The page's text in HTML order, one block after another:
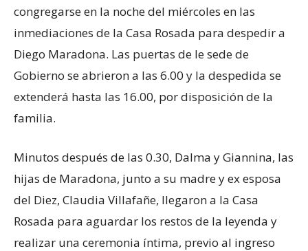
congregarse en la noche del miércoles en las
inmediaciones de la Casa Rosada para despedir a
Diego Maradona. Las puertas de le sede de
Gobierno se abrieron a las 6.00 y la despedida se
extenderá hasta las 16.00, por disposición de la
familia.
Minutos después de las 0.30, Dalma y Giannina, las
hijas de Maradona, junto a su madre y ex esposa
del Diez, Claudia Villafañe, llegaron a la Casa
Rosada para aguardar los restos de la leyenda y
realizar una ceremonia íntima, previo al ingreso